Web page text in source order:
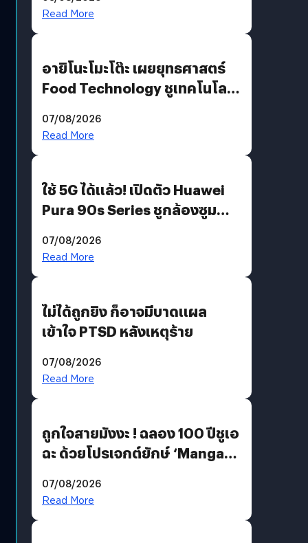
Read More
อายิโนะโมะโต๊ะ เผยยุทธศาสตร์
Food Technology ชูเทคโนโลยี
บริโภคและ B2B
07/08/2026
Read More
ใช้ 5G ได้แล้ว! เปิดตัว Huawei
Pura 90s Series ชูกล้องซูม
07/08/2026
Read More
ไม่ได้ถูกยิง ก็อาจมีบาดแผล
เข้าใจ PTSD หลังเหตุร้าย
07/08/2026
Read More
ถูกใจสายมังงะ ! ฉลอง 100 ปีชูเอ
ฉะ ด้วยโปรเจกต์ยักษ์ ‘Manga
มีภาษาไทยด้วย
07/08/2026
Read More